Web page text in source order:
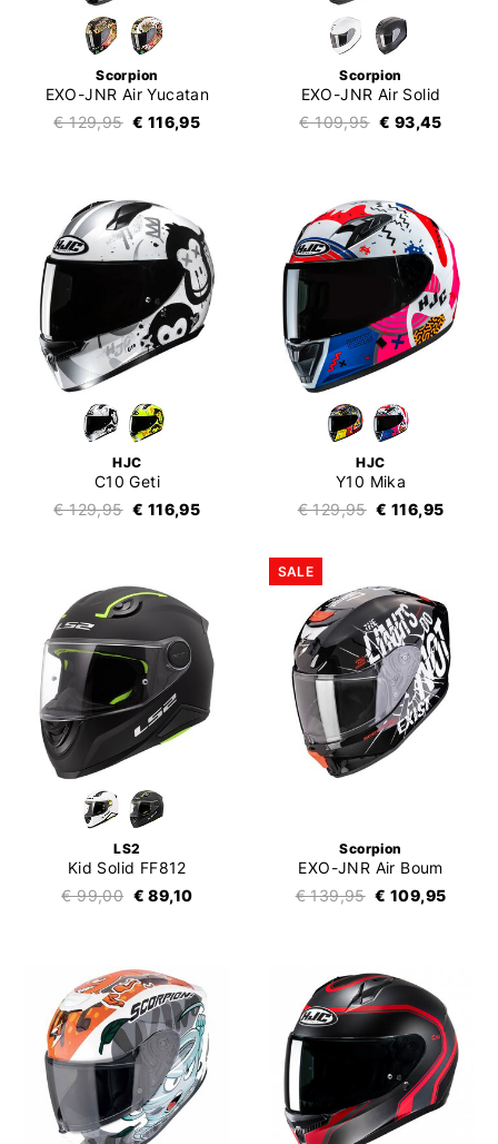
Scorpion
EXO-JNR Air Yucatan
€ 129,95 € 116,95
Scorpion
EXO-JNR Air Solid
€ 109,95 € 93,45
HJC
C10 Geti
€ 129,95 € 116,95
HJC
Y10 Mika
€ 129,95 € 116,95
LS2
Kid Solid FF812
€ 99,00 € 89,10
SALE
Scorpion
EXO-JNR Air Boum
€ 139,95 € 109,95